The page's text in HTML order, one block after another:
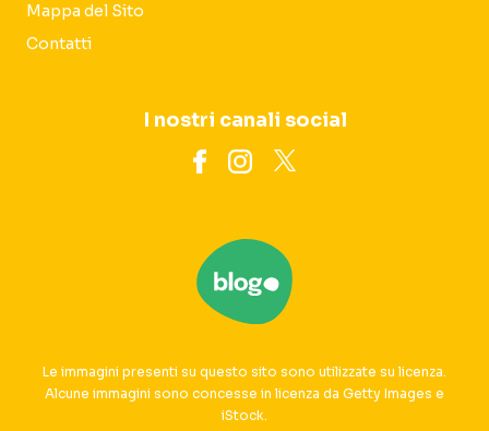
Mappa del Sito
Contatti
I nostri canali social
Le immagini presenti su questo sito sono utilizzate su licenza.
Alcune immagini sono concesse in licenza da Getty Images e
iStock.